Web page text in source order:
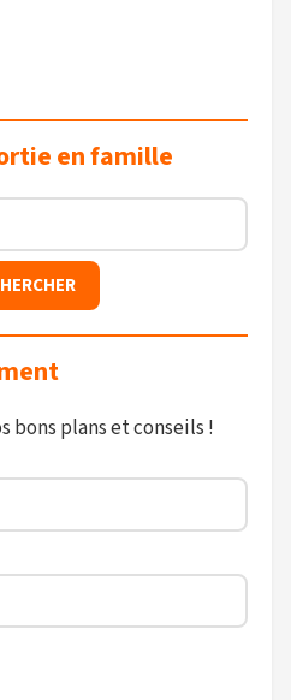
en famille
bons plans et conseils !